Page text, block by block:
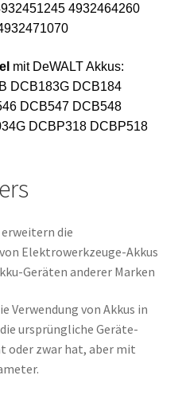
4932464260
mit DeWALT Akkus:
DCB183G DCB184
DCB547 DCB548
DCBP318 DCBP518
die
Elektrowerkzeuge-Akkus
Geräten anderer Marken
Verwendung von Akkus in
ursprüngliche Geräte-
oder zwar hat, aber mit